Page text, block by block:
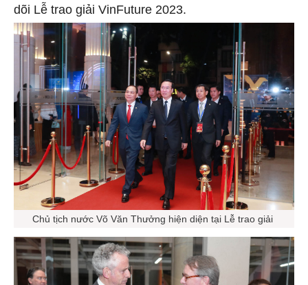
dõi Lễ trao giải VinFuture 2023.
Chủ tịch nước Võ Văn Thưởng hiện diện tại Lễ trao giải